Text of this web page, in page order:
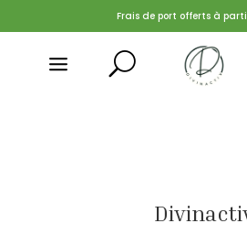
Frais de port offerts à
U